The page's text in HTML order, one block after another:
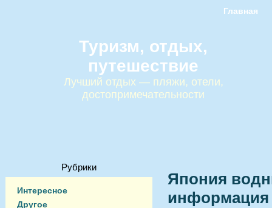
Главная
Туризм, отдых,
путешествие
Лучший отдых — пляжи, отели,
достопримечательности
Рубрики
Интересное
Другое
Япония
информация